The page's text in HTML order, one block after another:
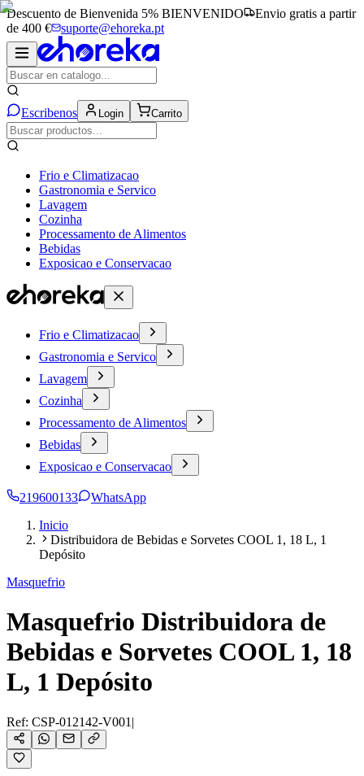
Descuento de Bienvenida 5% BIENVENIDO
Envio gratis a partir
de 400 €
suporte@ehoreka.pt
Escribenos Login Carrito
Frio e Climatizacao
Gastronomia e Servico
Lavagem
Cozinha
Processamento de Alimentos
Bebidas
Exposicao e Conservacao
Frio e Climatizacao
Gastronomia e Servico
Lavagem
Cozinha
Processamento de Alimentos
Bebidas
Exposicao e Conservacao
219600133
WhatsApp
Inicio
Distribuidora de Bebidas e Sorvetes COOL 1, 18 L, 1
Depósito
Masquefrio
Masquefrio Distribuidora de
Bebidas e Sorvetes COOL 1, 18
L, 1 Depósito
Ref: CSP-012142-V001 |